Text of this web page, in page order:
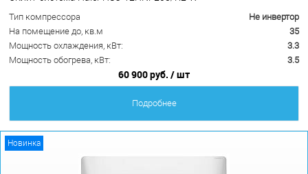
Тип компрессора
Не инвертор
На помещение до, кв.м
35
Мощность охлаждения, кВт:
3.3
Мощность обогрева, кВт:
3.5
60 900 руб. / шт
Подробнее
Новинка